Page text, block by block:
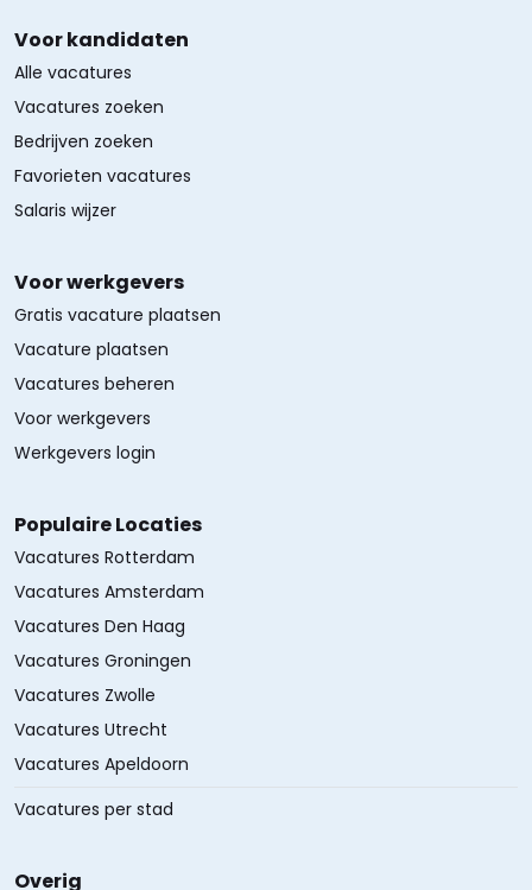
Voor kandidaten
Alle vacatures
Vacatures zoeken
Bedrijven zoeken
Favorieten vacatures
Salaris wijzer
Voor werkgevers
Gratis vacature plaatsen
Vacature plaatsen
Vacatures beheren
Voor werkgevers
Werkgevers login
Populaire Locaties
Vacatures Rotterdam
Vacatures Amsterdam
Vacatures Den Haag
Vacatures Groningen
Vacatures Zwolle
Vacatures Utrecht
Vacatures Apeldoorn
Vacatures per stad
Overig